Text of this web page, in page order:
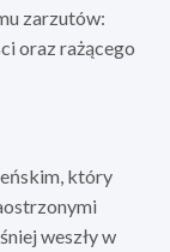
zarzutów:
oraz rażącego
który
weszły w